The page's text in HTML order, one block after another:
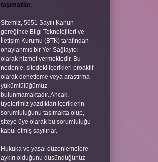
taşımazlar.
Sitemiz, 5651 Sayılı Kanun
gereğince Bilgi Teknolojileri ve
İletişim Kurumu (BTK) tarafından
onaylanmış bir Yer Sağlayıcı
olarak hizmet vermektedir. Bu
nedenle, sitedeki içerikleri proaktif
olarak denetleme veya araştırma
yükümlülüğümüz
bulunmamaktadır. Ancak,
üyelerimiz yazdıkları içeriklerin
sorumluluğunu taşımakta olup,
siteye üye olarak bu sorumluluğu
kabul etmiş sayılırlar.
Hukuka ve yasal düzenlemelere
aykırı olduğunu düşündüğünüz